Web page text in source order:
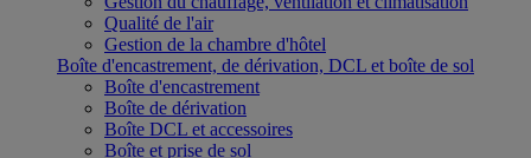
Qualité de l'air
Gestion de la chambre d'hôtel
Boîte d'encastrement, de dérivation, DCL et boîte de sol
Boîte d'encastrement
Boîte de dérivation
Boîte DCL et accessoires
Boîte et prise de sol